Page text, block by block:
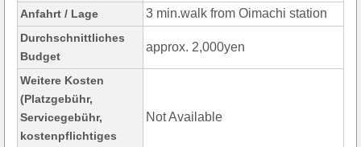
Anfahrt / Lage 3 min.walk from Oimachi station
Durchschnittliches
Budget
approx. 2,000yen
Weitere Kosten
(Platzgebühr,
Servicegebühr,
kostenpflichtiges
Not Available